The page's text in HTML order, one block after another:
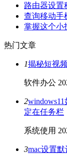
路由器设置
查询移动手
掌握这个小
热门文章
1揭秘短视
软件办公
2
定在任务栏
系统使用
3mac设置